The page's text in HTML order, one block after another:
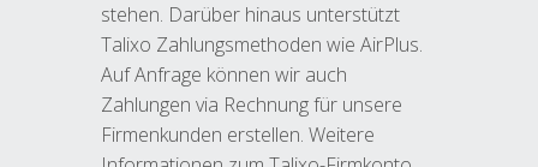
stehen. Darüber hinaus unterstützt
Talixo Zahlungsmethoden wie AirPlus.
Auf Anfrage können wir auch
Zahlungen via Rechnung für unsere
Firmenkunden erstellen. Weitere